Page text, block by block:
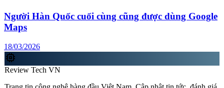
Người Hàn Quốc cuối cùng cũng được dùng Google
Maps
18/03/2026
memory
Review Tech VN